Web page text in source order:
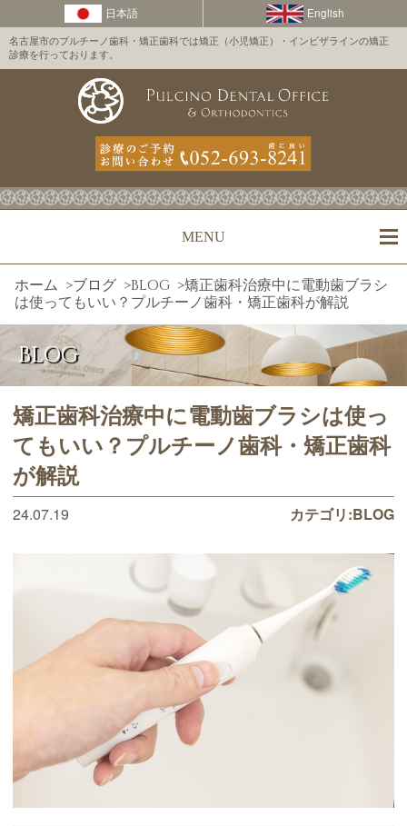
名古屋市のプルチーノ歯科・矯正歯科では矯正（小児矯正）・インビザラインの矯正
診療を行っております。
MENU
ホーム >ブログ >BLOG >矯正歯科治療中に電動歯ブラシ
は使ってもいい？プルチーノ歯科・矯正歯科が解説
BLOG
矯正歯科治療中に電動歯ブラシは使っ
てもいい？プルチーノ歯科・矯正歯科
が解説
24.07.19 カテゴリ:BLOG